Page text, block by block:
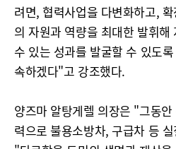
려면, 협력사업을 다변화하고,
의 자원과 역량을 최대한 발휘해
수 있는 성과를 발굴할 수 있도
속하겠다"고 강조했다.
양즈마 알탕게렐 의장은 "그동
력으로 불용소방차, 구급차 등